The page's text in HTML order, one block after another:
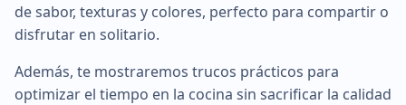
de sabor, texturas y colores, perfecto para compartir o
disfrutar en solitario.
Además, te mostraremos trucos prácticos para
optimizar el tiempo en la cocina sin sacrificar la calidad